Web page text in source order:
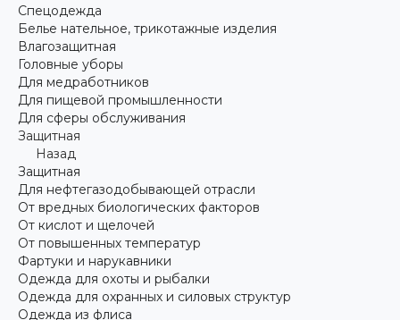
Спецодежда
Белье нательное, трикотажные изделия
Влагозащитная
Головные уборы
Для медработников
Для пищевой промышленности
Для сферы обслуживания
Защитная
Назад
Защитная
Для нефтегазодобывающей отрасли
От вредных биологических факторов
От кислот и щелочей
От повышенных температур
Фартуки и нарукавники
Одежда для охоты и рыбалки
Одежда для охранных и силовых структур
Одежда из флиса